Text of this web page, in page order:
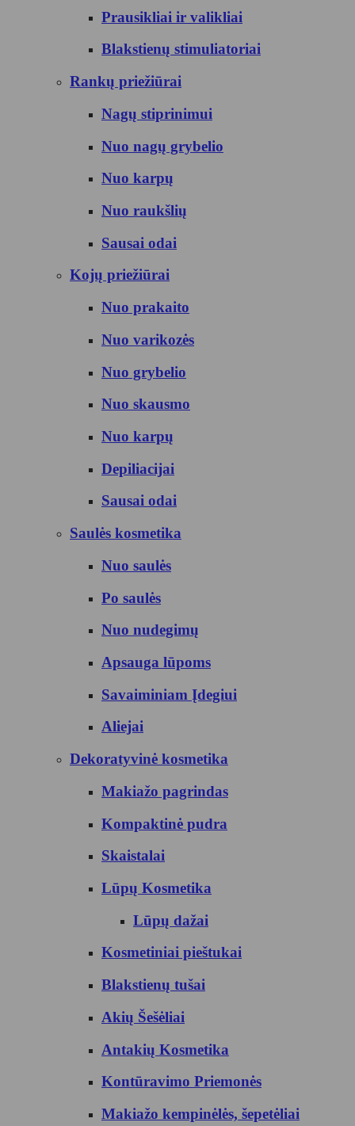
Prausikliai ir valikliai
Blakstienų stimuliatoriai
Rankų priežiūrai
Nagų stiprinimui
Nuo nagų grybelio
Nuo karpų
Nuo raukšlių
Sausai odai
Kojų priežiūrai
Nuo prakaito
Nuo varikozės
Nuo grybelio
Nuo skausmo
Nuo karpų
Depiliacijai
Sausai odai
Saulės kosmetika
Nuo saulės
Po saulės
Nuo nudegimų
Apsauga lūpoms
Savaiminiam Įdegiui
Aliejai
Dekoratyvinė kosmetika
Makiažo pagrindas
Kompaktinė pudra
Skaistalai
Lūpų Kosmetika
Lūpų dažai
Kosmetiniai pieštukai
Blakstienų tušai
Akių Šešėliai
Antakių Kosmetika
Kontūravimo Priemonės
Makiažo kempinėlės, šepetėliai